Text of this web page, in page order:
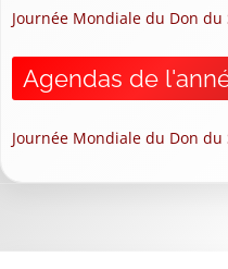
Journée Mondiale du Don du
Agendas de
Journée Mondiale du Don du